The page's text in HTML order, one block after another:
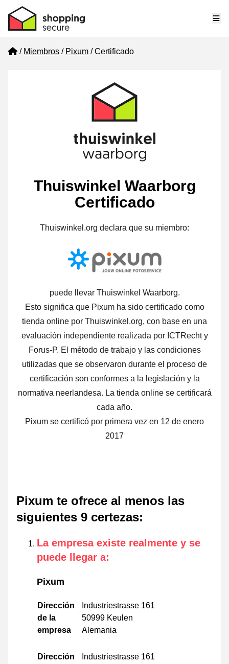
Home
Miembros Pixum Certificado
Thuiswinkel Waarborg
Certificado
Thuiswinkel.org declara que su miembro:
puede llevar Thuiswinkel Waarborg.
Esto significa que Pixum ha sido certificado como
tienda online por Thuiswinkel.org, con base en una
evaluación independiente realizada por ICTRecht y
Forus-P. El método de trabajo y las condiciones
utilizadas que se observaron durante el proceso de
certificación son conformes a la legislación y la
normativa neerlandesa. La tienda online se certificará
cada año.
Pixum se certificó por primera vez en 12 de enero
2017
Pixum te ofrece al menos las
siguientes 9 certezas:
La empresa existe realmente y se
puede llegar a:
Pixum
Dirección
de la
empresa
Industriestrasse 161
50999 Keulen
Alemania
Dirección
Industriestrasse 161